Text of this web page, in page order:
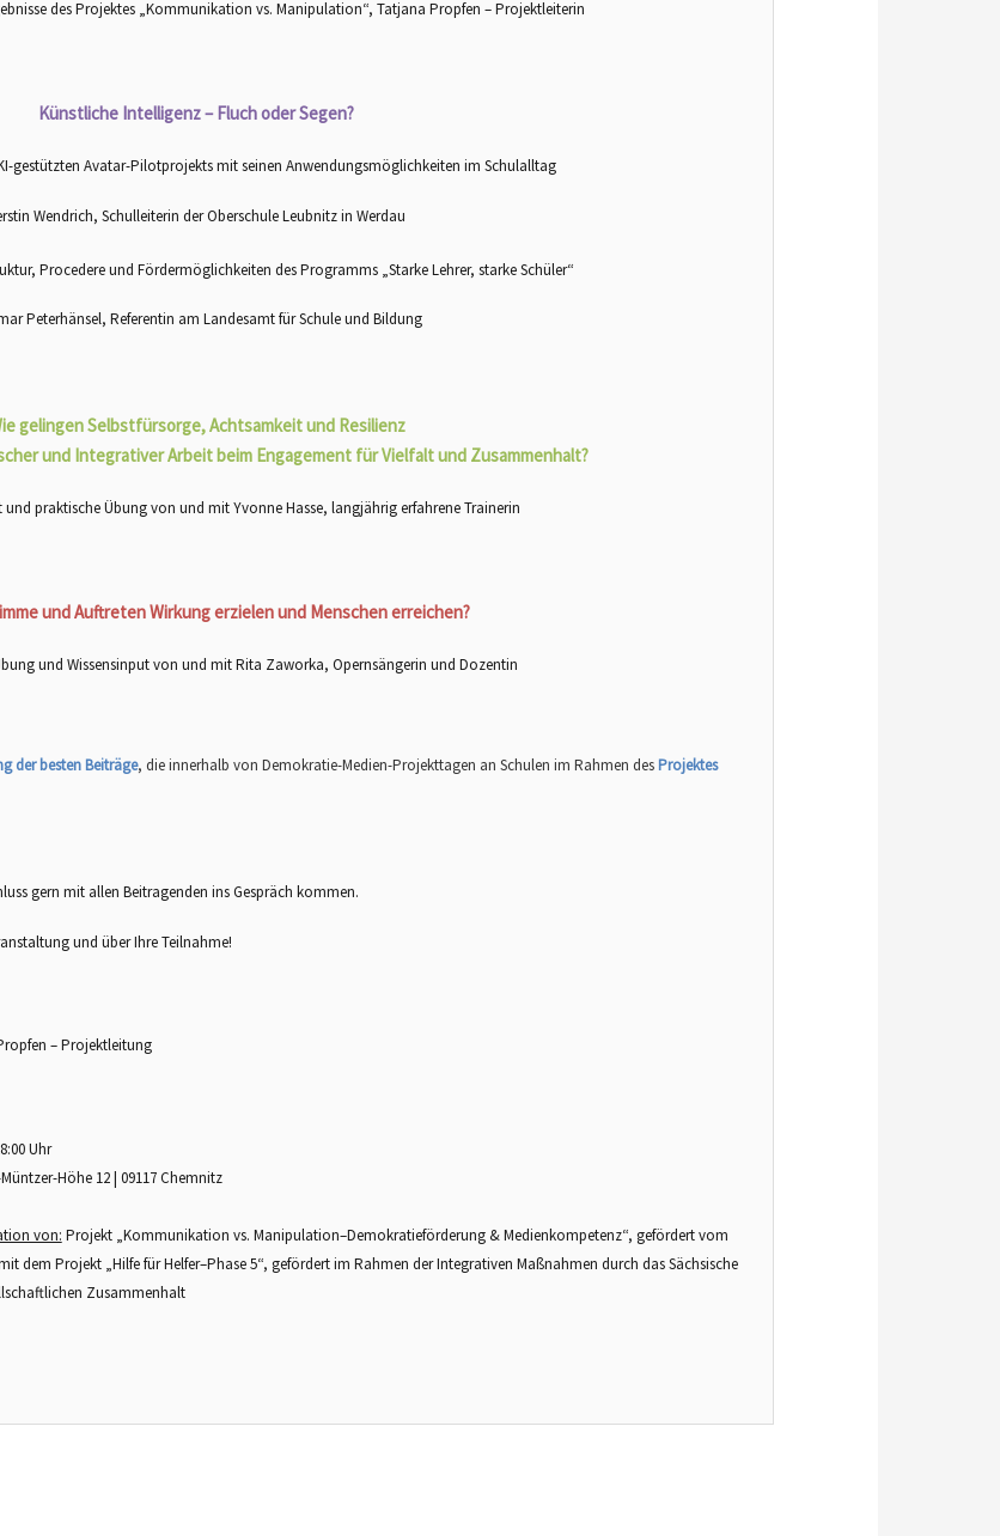
des Projektes „Kommunikation vs. Manipulation“, Tatjana Propfen – Projektleiterin
Künstliche Intelligenz – Fluch oder Segen?
gestützten Avatar-Pilotprojekts mit seinen Anwendungsmöglichkeiten im Schulalltag
Wendrich, Schulleiterin der Oberschule Leubnitz in Werdau
Procedere und Fördermöglichkeiten des Programms „Starke Lehrer, starke Schüler“
Peterhänsel, Referentin am Landesamt für Schule und Bildung
gelingen Selbstfürsorge, Achtsamkeit und Resilienz
und Integrativer Arbeit beim Engagement für Vielfalt und Zusammenhalt?
und praktische Übung von und mit Yvonne Hasse, langjährig erfahrene Trainerin
und Auftreten Wirkung erzielen und Menschen erreichen?
und Wissensinput von und mit Rita Zaworka, Opernsängerin und Dozentin
der besten Beiträge, die innerhalb von Demokratie-Medien-Projekttagen an Schulen im Rahmen desProjektes
gern mit allen Beitragenden ins Gespräch kommen.
und über Ihre Teilnahme!
– Projektleitung
Uhr
Höhe 12 | 09117 Chemnitz
von: Projekt „Kommunikation vs. Manipulation–Demokratieförderung & Medienkompetenz“, gefördert vom
dem Projekt „Hilfe für Helfer–Phase 5“, gefördert im Rahmen der Integrativen Maßnahmen durch das Sächsische
Zusammenhalt